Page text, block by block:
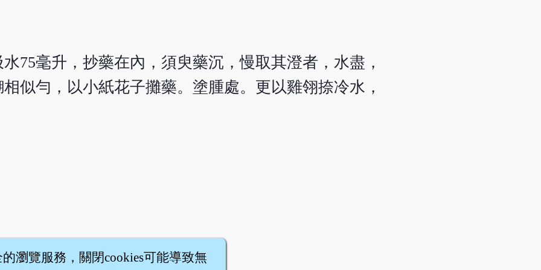
75毫升，抄藥在內，須臾藥沉，慢取其澄者，水盡，
似勻，以小紙花子攤藥。塗腫處。更以雞翎捺冷水，
瀏覽服務，關閉cookies可能導致無